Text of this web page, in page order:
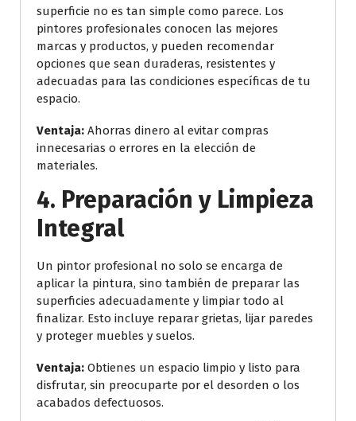
superficie no es tan simple como parece. Los
pintores profesionales conocen las mejores
marcas y productos, y pueden recomendar
opciones que sean duraderas, resistentes y
adecuadas para las condiciones específicas de tu
espacio.
Ventaja: Ahorras dinero al evitar compras
innecesarias o errores en la elección de
materiales.
4. Preparación y Limpieza
Integral
Un pintor profesional no solo se encarga de
aplicar la pintura, sino también de preparar las
superficies adecuadamente y limpiar todo al
finalizar. Esto incluye reparar grietas, lijar paredes
y proteger muebles y suelos.
Ventaja: Obtienes un espacio limpio y listo para
disfrutar, sin preocuparte por el desorden o los
acabados defectuosos.